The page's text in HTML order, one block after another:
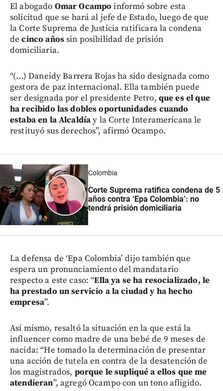
El abogado Omar Ocampo informó sobre esta
solicitud que se hará al jefe de Estado, luego de que
la Corte Suprema de Justicia ratificara la condena
decinco añossin posibilidad de prisión
domiciliaria.
“(...) Daneidy Barrera Rojas ha sido designada como
gestora de paz internacional. Ella también puede
ser designada por el presidente Petro, que es el que
ha recibido las dobles oportunidades cuando
estaba en la Alcaldíay la Corte Interamericana le
restituyó sus derechos”, afirmó Ocampo.
Colombia
Corte Supremaratifica condena de 5
años contra ‘Epa Colombia’: no
tendrá prisión domiciliaria
La defensa de ‘Epa Colombia’ dijo también que
espera un pronunciamiento del mandatario
respecto a este caso: “Ella ya se ha resocializado, le
ha prestado un servicio a la ciudad y ha hecho
empresa”.
Así mismo, resaltó la situación en la que está la
influencer como madre de una bebé de 9 meses de
nacida: “He tomado la determinación de presentar
una acción de tutela en contra de la desatención de
los magistrados, porque le supliqué a ellos que me
atendieran”, agregó Ocampo con un tono afligido.